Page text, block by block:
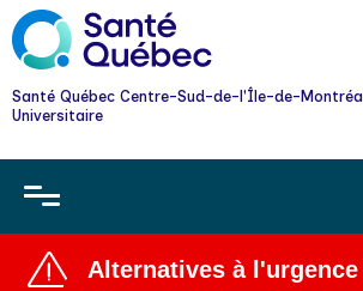
Santé Québec Centre-Sud-de-l'Île-de-Montréal
Universitaire
Alternatives à l'urgence